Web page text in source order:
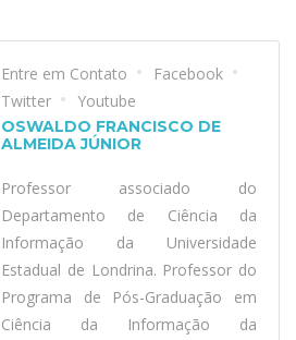
Entre em Contato
Facebook
Twitter
Youtube
OSWALDO FRANCISCO DE
ALMEIDA JÚNIOR
Professor associado do
Departamento de Ciência da
Informação da Universidade
Estadual de Londrina. Professor do
Programa de Pós-Graduação em
Ciência da Informação da